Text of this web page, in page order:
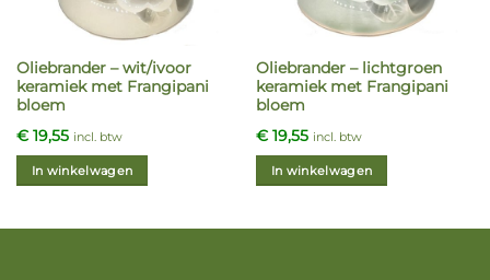
Oliebrander – wit/ivoor
keramiek met Frangipani
bloem
€19,55 incl. btw
In winkelwagen
Oliebrander – lichtgroen
keramiek met Frangipani
bloem
€19,55 incl. btw
In winkelwagen